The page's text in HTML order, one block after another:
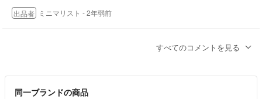
出品者 ミニマリスト - 2年弱前
あごひげ、 - 2年弱前
すべてのコメントを見る
同一ブランドの商品